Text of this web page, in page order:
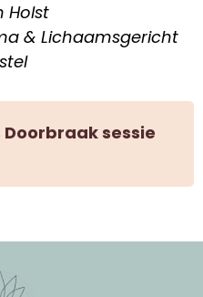
Holst
& Lichaamsgericht
sessie